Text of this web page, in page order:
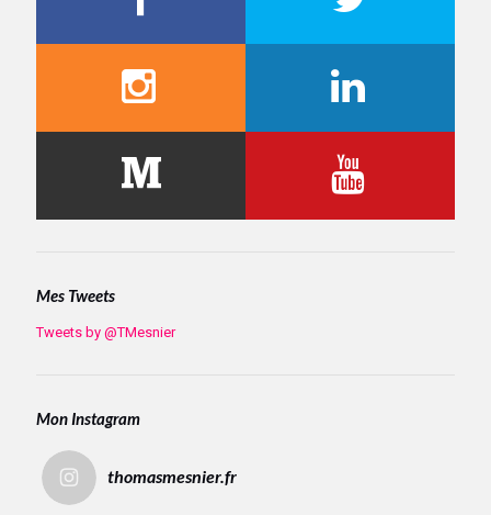
Mes Tweets
Tweets by @TMesnier
Mon Instagram
thomasmesnier.fr